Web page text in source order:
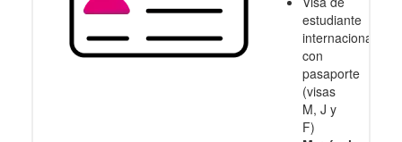
estudiante
internacional
con
pasaporte
(visas
M, J y
F)